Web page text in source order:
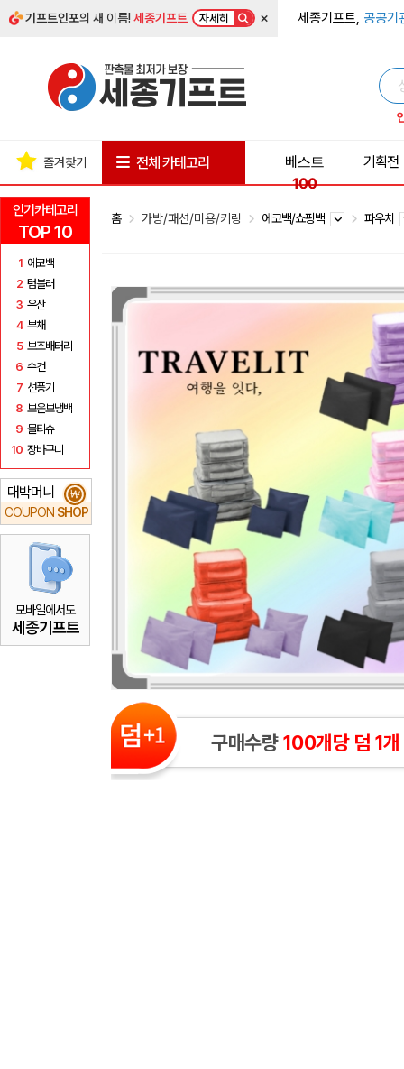
기프트인포의 새 이름!세종기프트 자세히 × 세종기프트, 공공기
인기카테고리
TOP 10
1 에코백
2 텀블러
3 우산
4 부채
5 보조배터리
6 수건
7 선풍기
8 보온보냉백
9 물티슈
10 장바구니
대박머니
COUPON SHOP
₩
모바일에서도
세종기프트
즐겨찾기 전체 카테고리
베스트
100
기획전
홈 가방/패션/미용/키링 에코백/쇼핑백 파우치
구매수량100개당 덤 1개